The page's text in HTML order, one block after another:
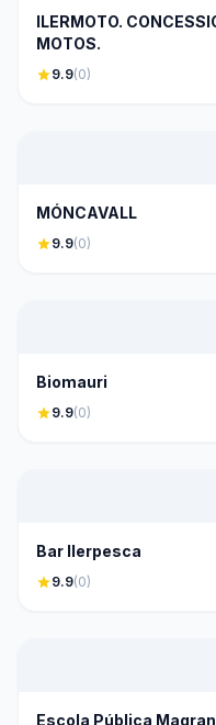
ILERMOTO.
MOTOS.
star9.9(0)
MÓNCAVALL
star9.9(0)
Biomauri
star9.9(0)
Bar Ilerpesca
star9.9(0)
Escola Pública